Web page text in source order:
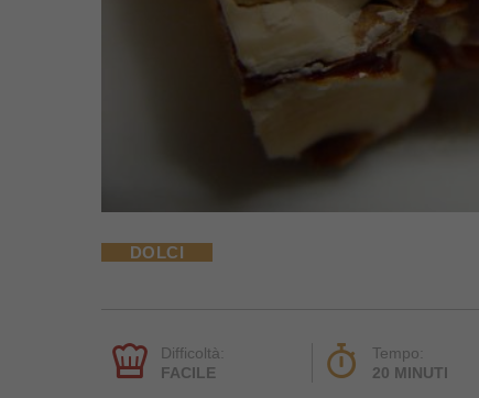
DOLCI
Difficoltà:
FACILE
Tempo:
20 MINUTI